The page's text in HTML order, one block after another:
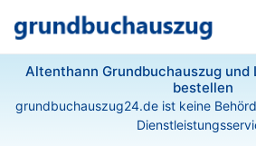
Altenthann Grundbuchauszug
bestellen
grundbuchauszug24.de ist keine